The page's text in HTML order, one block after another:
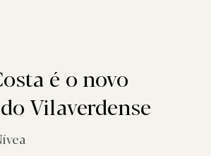
é o novo
Vilaverdense